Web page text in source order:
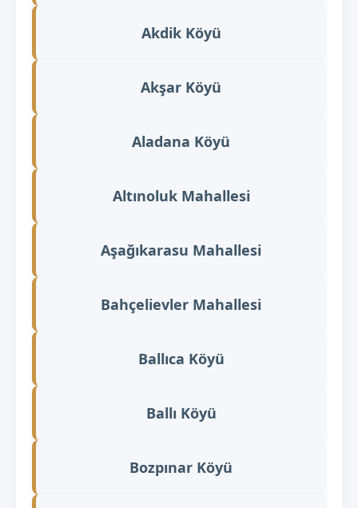
Akdik Köyü
Akşar Köyü
Aladana Köyü
Altınoluk Mahallesi
Aşağıkarasu Mahallesi
Bahçelievler Mahallesi
Ballıca Köyü
Ballı Köyü
Bozpınar Köyü